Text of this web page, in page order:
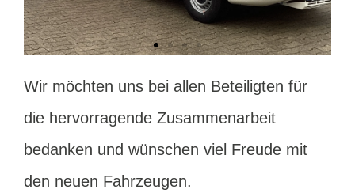
Wir möchten uns bei allen Beteiligten für
die hervorragende Zusammenarbeit
bedanken und wünschen viel Freude mit
den neuen Fahrzeugen.